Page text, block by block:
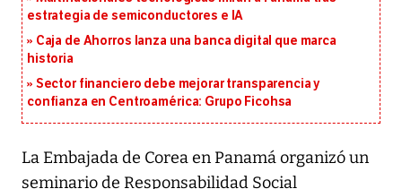
estrategia de semiconductores e IA
Caja de Ahorros lanza una banca digital que marca
historia
Sector financiero debe mejorar transparencia y
confianza en Centroamérica: Grupo Ficohsa
La Embajada de Corea en Panamá organizó un
seminario de Responsabilidad Social